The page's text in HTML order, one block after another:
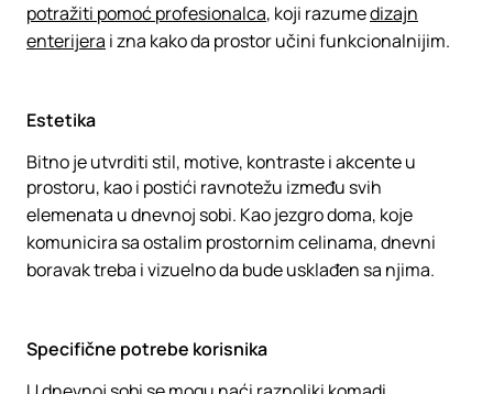
potražiti pomoć profesionalca, koji razumedizajn
enterijera i zna kako da prostor učini funkcionalnijim.
Estetika
Bitno je utvrditi stil, motive, kontraste i akcente u
prostoru, kao i postići ravnotežu između svih
elemenata u dnevnoj sobi. Kao jezgro doma, koje
komunicira sa ostalim prostornim celinama, dnevni
boravak treba i vizuelno da bude usklađen sa njima.
Specifične potrebe korisnika